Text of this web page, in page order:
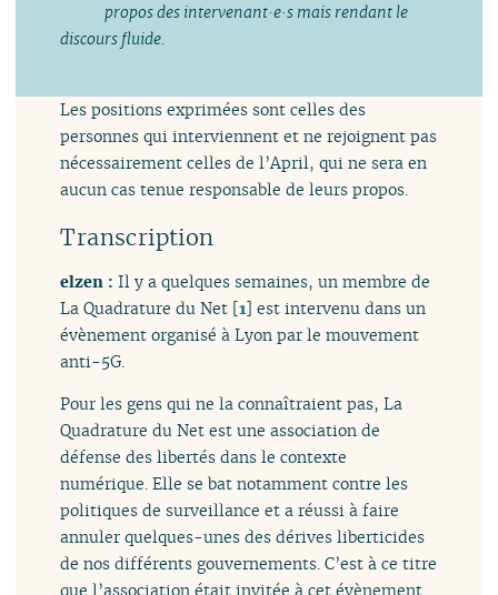
propos des intervenant·e·s mais rendant le
discours fluide.
Les positions exprimées sont celles des
personnes qui interviennent et ne rejoignent pas
nécessairement celles de l’April, qui ne sera en
aucun cas tenue responsable de leurs propos.
Transcription
elzen :Il y a quelques semaines, un membre de
La Quadrature du Net [1] est intervenu dans un
évènement organisé à Lyon par le mouvement
anti-5G.
Pour les gens qui ne la connaîtraient pas, La
Quadrature du Net est une association de
défense des libertés dans le contexte
numérique. Elle se bat notamment contre les
politiques de surveillance et a réussi à faire
annuler quelques-unes des dérives liberticides
de nos différents gouvernements. C’est à ce titre
que l’association était invitée à cet évènement